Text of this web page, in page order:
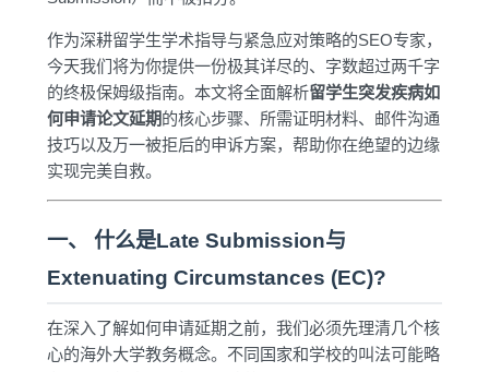
作为深耕留学生学术指导与紧急应对策略的SEO专家，
今天我们将为你提供一份极其详尽的、字数超过两千字
的终极保姆级指南。本文将全面解析留学生突发疾病如
何申请论文延期的核心步骤、所需证明材料、邮件沟通
技巧以及万一被拒后的申诉方案，帮助你在绝望的边缘
实现完美自救。
一、 什么是Late Submission与
Extenuating Circumstances (EC)?
在深入了解如何申请延期之前，我们必须先理清几个核
心的海外大学教务概念。不同国家和学校的叫法可能略